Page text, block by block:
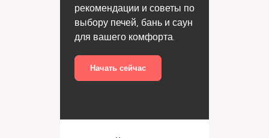
рекомендации и советы по
выбору печей, бань и саун
для вашего комфорта.
Начать сейчас